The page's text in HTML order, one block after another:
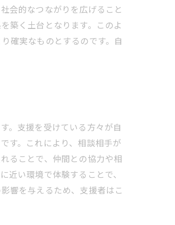
会的なつながりを広げること
築く土台となります。このよ
確実なものとするのです。自
。支援を受けている方々が自
す。これにより、相談相手が
ることで、仲間との協力や相
い環境で体験することで、
響を与えるため、支援者はこ